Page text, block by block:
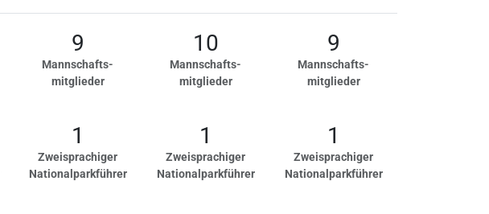
9
Mannschafts-
mitglieder
10
Mannschafts-
mitglieder
9
Mannschafts-
mitglieder
1
Zweisprachiger
Nationalparkführer
1
Zweisprachiger
Nationalparkführer
1
Zweisprachiger
Nationalparkführer